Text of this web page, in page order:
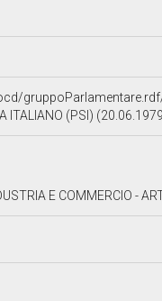
ITALIANO (PSI)
E COMMERCIO -